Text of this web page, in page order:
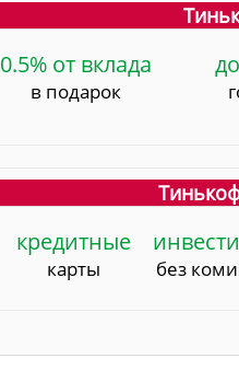
0.5% от вклада
в подарок
кредитные
карты без